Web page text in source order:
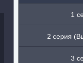
1
2 серия
3